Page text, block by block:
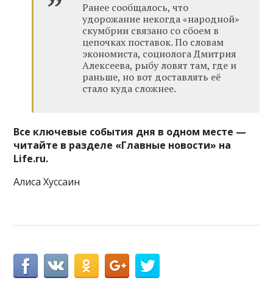
Ранее сообщалось, что
удорожание некогда «народной»
скумбрии связано со сбоем в
цепочках поставок. По словам
экономиста, социолога Дмитрия
Алексеева, рыбу ловят там, где и
раньше, но вот доставлять её
стало куда сложнее.
Все ключевые события дня в одном месте —
читайте в разделе «Главные новости» на
Life.ru.
Алиса Хуссаин